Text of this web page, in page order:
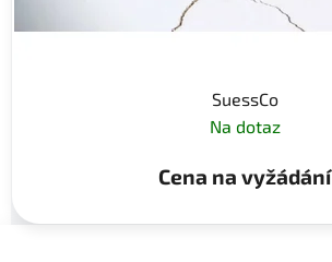
SuessCo
Na dotaz
Cena na vyžádání